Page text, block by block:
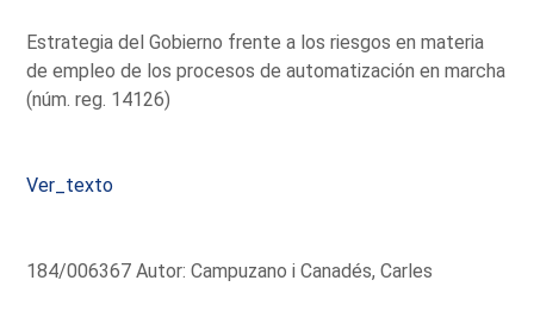
Estrategia del Gobierno frente a los riesgos en materia
de empleo de los procesos de automatización en marcha
(núm. reg. 14126)
Ver_texto
184/006367 Autor: Campuzano i Canadés, Carles